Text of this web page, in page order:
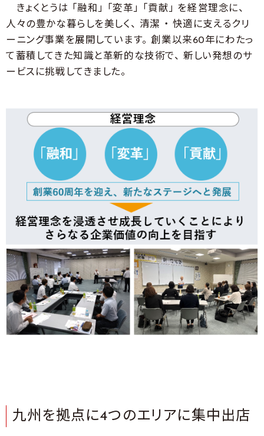
きょくとうは 「融和」 「変革」 「貢献」 を経営理念に、
人々の豊かな暮らしを美しく、 清潔 ・ 快適に支えるクリ
ーニング事業を展開しています。 創業以来60年にわたっ
て蓄積してきた知識と革新的な技術で、 新しい発想のサ
ービスに挑戦してきました。
九州を拠点に4つのエリアに集中出店